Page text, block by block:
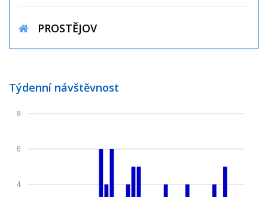
PROSTĚJOV
Týdenní návštěvnost
4
6
8